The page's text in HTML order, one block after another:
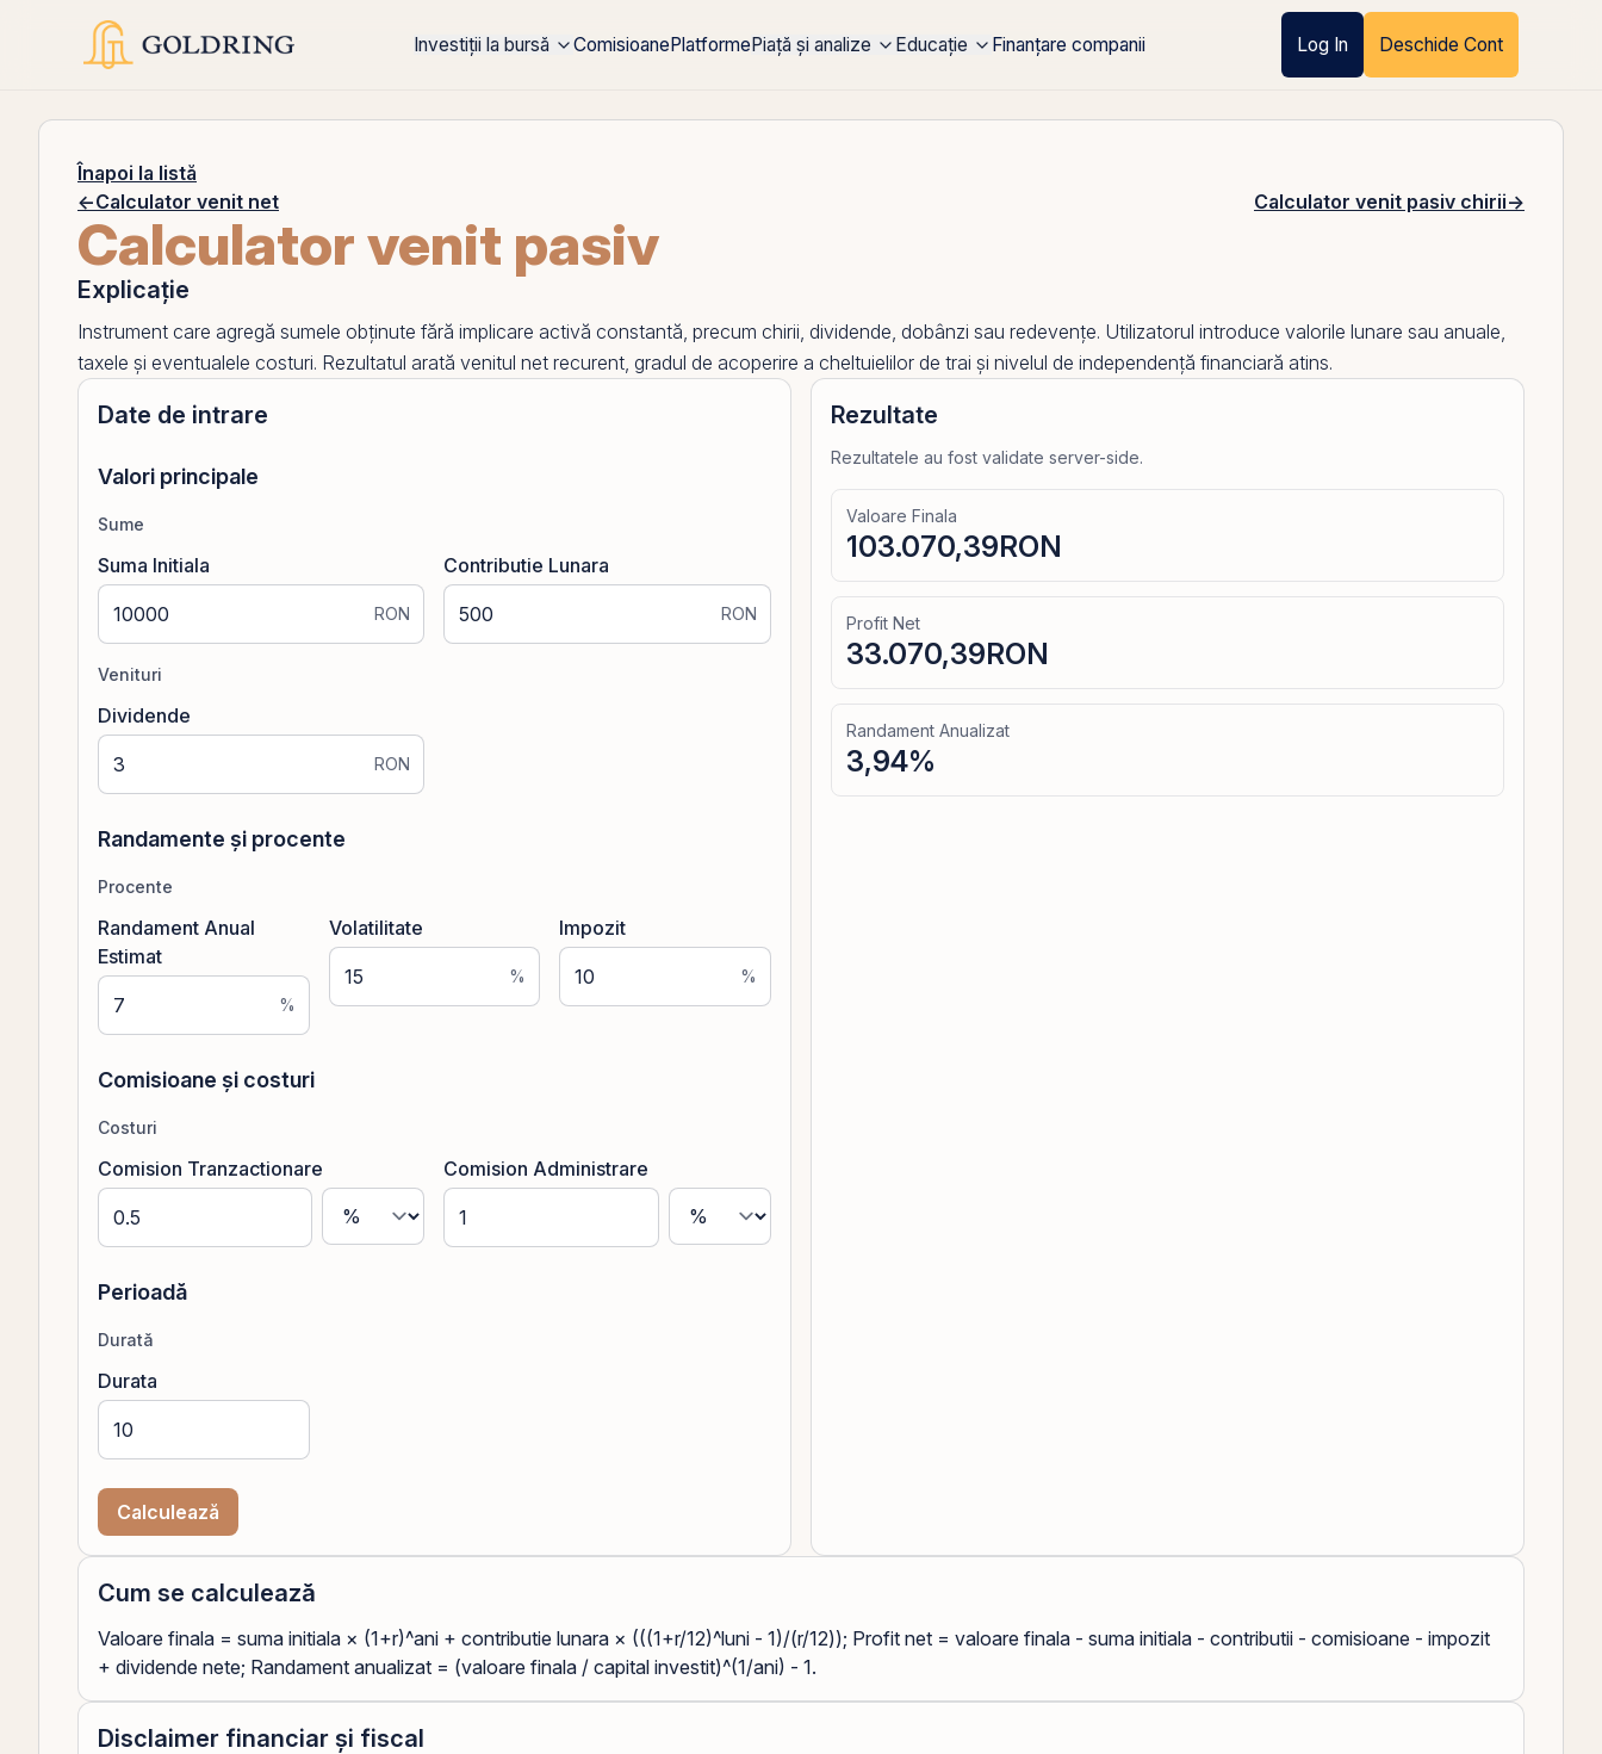
Investiții la bursă ComisioanePlatformePiață și analize Educație Finanțare companii Log In Deschide Cont
Înapoi la listă
←Calculator venit net Calculator venit pasiv chirii→
Calculator venit pasiv
Explicație
Instrument care agregă sumele obținute fără implicare activă constantă, precum chirii, dividende, dobânzi sau redevențe. Utilizatorul introduce valorile lunare sau anuale,
taxele și eventualele costuri. Rezultatul arată venitul net recurent, gradul de acoperire a cheltuielilor de trai și nivelul de independență financiară atins.
Date de intrare
Valori principale
Sume
Suma Initiala
RON
Contributie Lunara
RON
Venituri
Dividende
RON
Randamente și procente
Procente
Randament Anual
Estimat
%
Volatilitate
%
Impozit
%
Comisioane și costuri
Costuri
Comision Tranzactionare Comision Administrare
Perioadă
Durată
Durata
Calculează
Rezultate
Rezultatele au fost validate server-side.
Valoare Finala
103.070,39RON
Profit Net
33.070,39RON
Randament Anualizat
3,94%
Cum se calculează
Valoare finala = suma initiala × (1+r)^ani + contributie lunara × (((1+r/12)^luni - 1)/(r/12)); Profit net = valoare finala - suma initiala - contributii - comisioane - impozit
+ dividende nete; Randament anualizat = (valoare finala / capital investit)^(1/ani) - 1.
Disclaimer financiar și fiscal